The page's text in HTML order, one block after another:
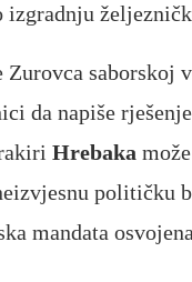
izgradnju
saborskoj
da napiše
Hrebaka
političku
mandata